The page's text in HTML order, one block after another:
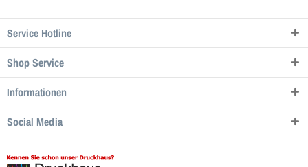
Service Hotline
Shop Service
Informationen
Social Media